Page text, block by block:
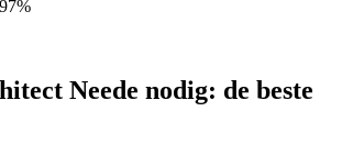
97%
Neede nodig: de beste